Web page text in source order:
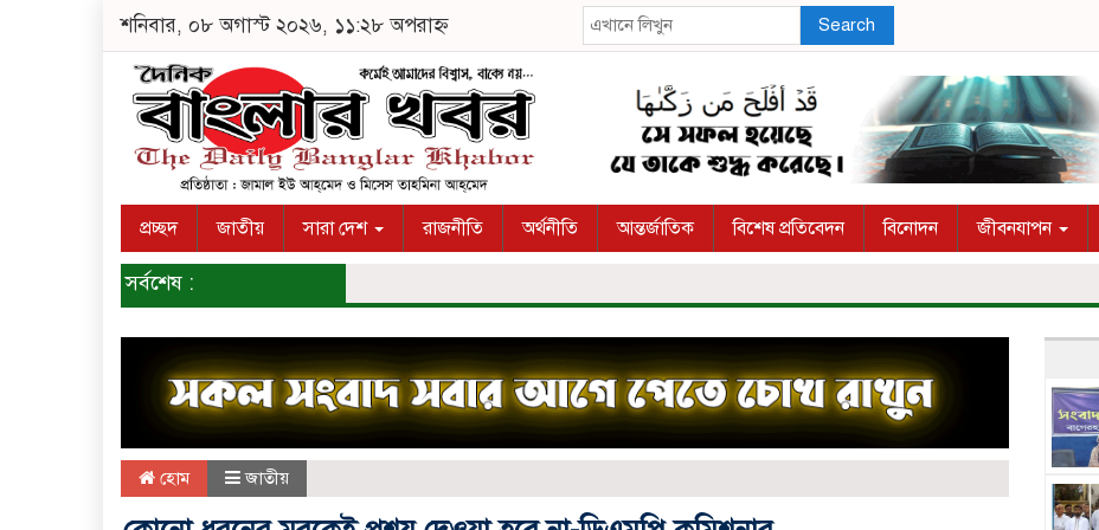
শনিবার, ০৮ অগাস্ট ২০২৬, ১১:২৮ অপরাহ্ন Search
প্রচ্ছদ জাতীয় সারা দেশ রাজনীতি অর্থনীতি আন্তর্জাতিক বিশেষ প্রতিবেদন বিনোদন জীবনযাপন
সর্বশেষ :
হোম জাতীয়